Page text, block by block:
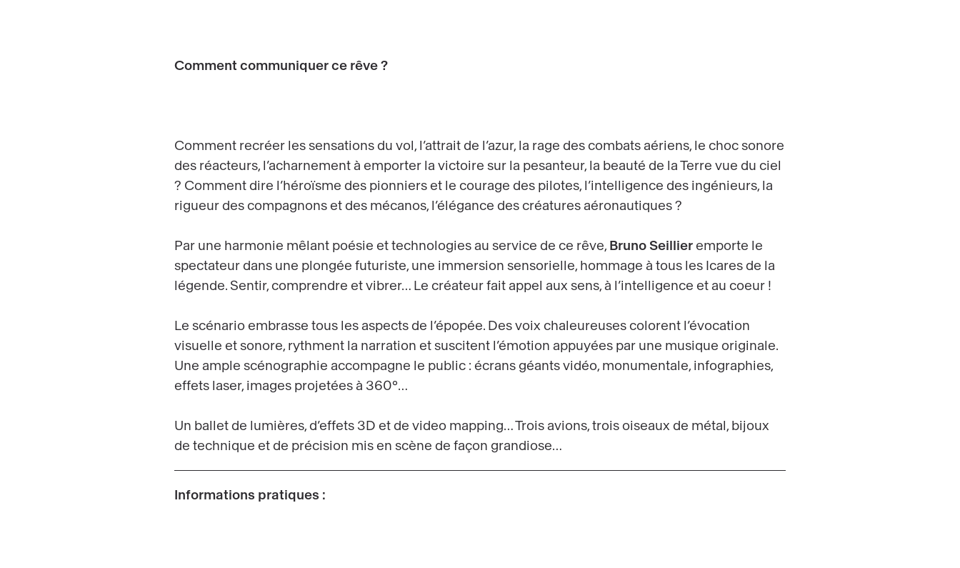
Comment communiquer ce rêve ?
Comment recréer les sensations du vol, l’attrait de l’azur, la rage des combats aériens, le choc sonore
des réacteurs, l’acharnement à emporter la victoire sur la pesanteur, la beauté de la Terre vue du ciel
? Comment dire l’héroïsme des pionniers et le courage des pilotes, l’intelligence des ingénieurs, la
rigueur des compagnons et des mécanos, l’élégance des créatures aéronautiques ?
Par une harmonie mêlant poésie et technologies au service de ce rêve, Bruno Seillier emporte le
spectateur dans une plongée futuriste, une immersion sensorielle, hommage à tous les Icares de la
légende. Sentir, comprendre et vibrer… Le créateur fait appel aux sens, à l’intelligence et au coeur !
Le scénario embrasse tous les aspects de l’épopée. Des voix chaleureuses colorent l’évocation
visuelle et sonore, rythment la narration et suscitent l’émotion appuyées par une musique originale.
Une ample scénographie accompagne le public : écrans géants vidéo, monumentale, infographies,
effets laser, images projetées à 360°…
Un ballet de lumières, d’effets 3D et de video mapping… Trois avions, trois oiseaux de métal, bijoux
de technique et de précision mis en scène de façon grandiose…
Informations pratiques :